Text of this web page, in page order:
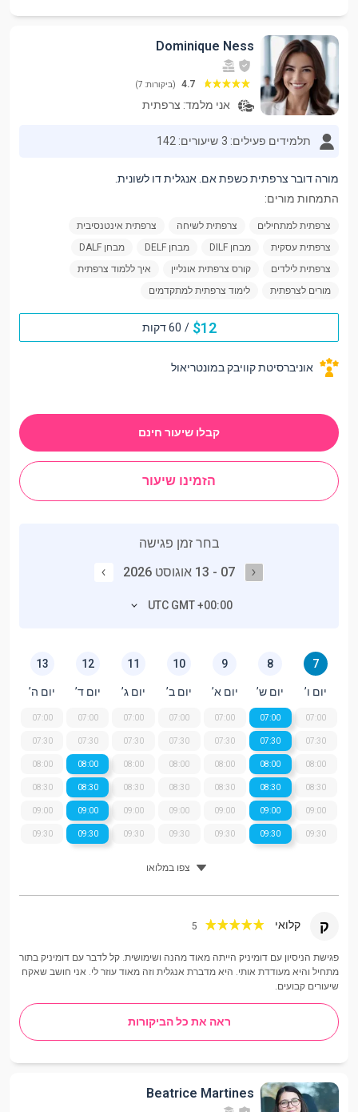
Dominique Ness
4.7 (ביקורות: 7)
אני מלמד: צרפתית
תלמידים פעילים: 3 שיעורים: 142
מורה דובר צרפתית כשפת אם. אנגלית דו לשונית.
התמחות מורים:
צרפתית למתחילים צרפתית לשיחה
צרפתית אינטנסיבית
צרפתית עסקית
מבחן DILF מבחן DELF
מבחן DALF
צרפתית לילדים
קורס צרפתית אונליין
איך ללמוד צרפתית
מורים לצרפתית
לימוד צרפתית למתקדמים
12
$
/ 60 דקות
אוניברסיטת קוויבק במונטריאול
קבלו שיעור חינם
הזמינו שיעור
בחר זמן פגישה
07 - 13 אוגוסט 2026
UTC GMT +00:00
7
יום ו’
07:00
07:30
08:00
08:30
09:00
09:30
8
יום ש’
07:00
07:30
08:00
08:30
09:00
09:30
9
יום א’
07:00
07:30
08:00
08:30
09:00
09:30
10
יום ב’
07:00
07:30
08:00
08:30
09:00
09:30
11
יום ג’
07:00
07:30
08:00
08:30
09:00
09:30
12
יום ד’
07:00
07:30
08:00
08:30
09:00
09:30
13
יום ה’
07:00
07:30
08:00
08:30
09:00
09:30
צפו במלואו
ק קלואי 5
פגישת הניסיון עם דומיניק הייתה מאוד מהנה ושימושית. קל לדבר עם דומיניק בתור
מתחיל והיא מעודדת אותי. היא מדברת אנגלית וזה מאוד עוזר לי. אני חושב שאקח
שיעורים קבועים.
ראה את כל הביקורות
Beatrice Martines